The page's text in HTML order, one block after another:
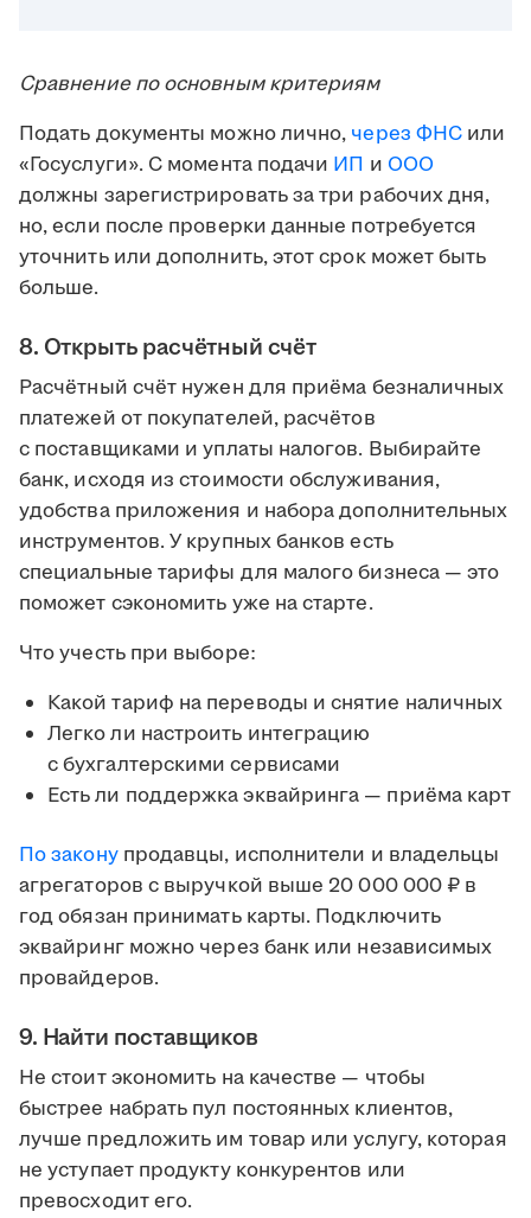
Сравнение по основным критериям
Подать документы можно лично, через ФНС или
«Госуслуги». С момента подачи ИП и ООО
должны зарегистрировать за три рабочих дня,
но, если после проверки данные потребуется
уточнить или дополнить, этот срок может быть
больше.
8. Открыть расчётный счёт
Расчётный счёт нужен для приёма безналичных
платежей от покупателей, расчётов
с поставщиками и уплаты налогов. Выбирайте
банк, исходя из стоимости обслуживания,
удобства приложения и набора дополнительных
инструментов. У крупных банков есть
специальные тарифы для малого бизнеса — это
поможет сэкономить уже на старте.
Что учесть при выборе:
Какой тариф на переводы и снятие наличных
Легко ли настроить интеграцию
с бухгалтерскими сервисами
Есть ли поддержка эквайринга — приёма карт
По законупродавцы, исполнители и владельцы
агрегаторов с выручкой выше 20 000 000 ₽ в
год обязан принимать карты. Подключить
эквайринг можно через банк или независимых
провайдеров.
9. Найти поставщиков
Не стоит экономить на качестве — чтобы
быстрее набрать пул постоянных клиентов,
лучше предложить им товар или услугу, которая
не уступает продукту конкурентов или
превосходит его.